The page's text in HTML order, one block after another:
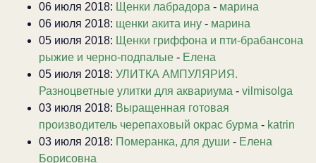
06 июля 2018: Щенки лабрадора - марина
06 июля 2018: щенки акита ину - марина
05 июля 2018: Щенки гриффона и пти-брабансона
рыжие и черно-подпалые - Елена
05 июля 2018: УЛИТКА АМПУЛЯРИЯ.
Разноцветные улитки для аквариума - vilmisolga
03 июля 2018: Выращенная готовая
производитель черепаховый окрас бурма - katrin
03 июля 2018: Померанка, для души - Елена
Борисовна